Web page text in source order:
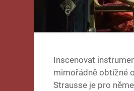
Inscenovat
mimořádně obtížné
Strausse je pro